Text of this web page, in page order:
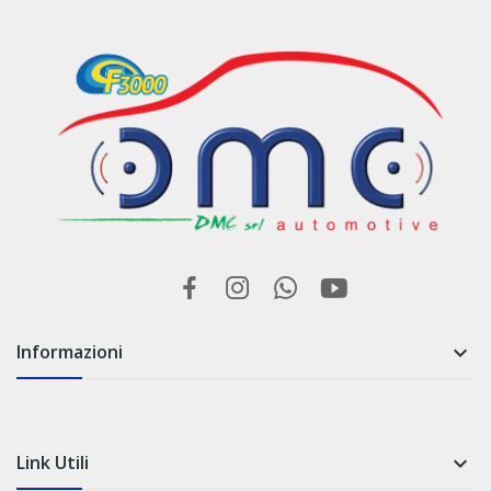
Informazioni 
Link Utili 